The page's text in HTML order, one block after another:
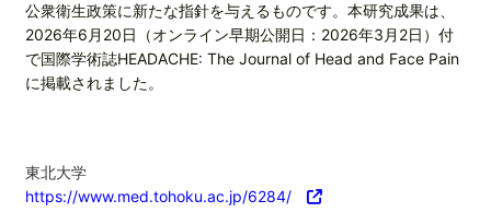
公衆衛生政策に新たな指針を与えるものです。本研究成果は、
2026年6月20日（オンライン早期公開日：2026年3月2日）付
で国際学術誌HEADACHE: The Journal of Head and Face Pain
に掲載されました。
東北大学
https://www.med.tohoku.ac.jp/6284/